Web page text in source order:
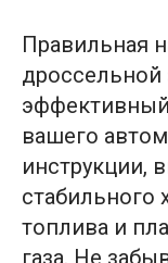
Правильная
дроссельной
эффективный
вашего
инструкции,
стабильного
топлива и
газа. Не